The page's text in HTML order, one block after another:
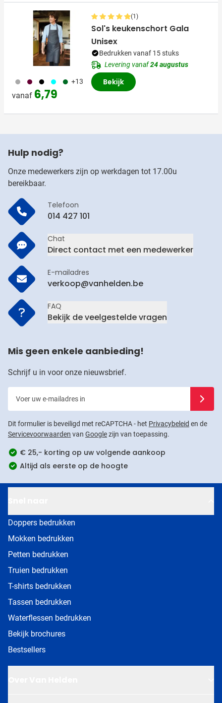
491 010 001 166 134 +13
vanaf 6,79
(1)
Sol's keukenschort Gala
Unisex
Bedrukken vanaf 15 stuks
Levering vanaf24 augustus
Bekijk
Hulp nodig?
Onze medewerkers zijn op werkdagen tot 17.00u
bereikbaar.
Telefoon
014 427 101
Chat
Direct contact met een medewerker
E-mailadres
verkoop@vanhelden.be
FAQ
Bekijk de veelgestelde vragen
Mis geen enkele aanbieding!
Schrijf u in voor onze nieuwsbrief.
Dit formulier is beveiligd met reCAPTCHA - het Privacybeleid en de
Servicevoorwaarden van Googlezijn van toepassing.
€ 25,- korting op uw volgende aankoop
Altijd als eerste op de hoogte
Doppers bedrukken
Mokken bedrukken
Petten bedrukken
Truien bedrukken
T-shirts bedrukken
Tassen bedrukken
Waterflessen bedrukken
Bekijk brochures
Bestsellers